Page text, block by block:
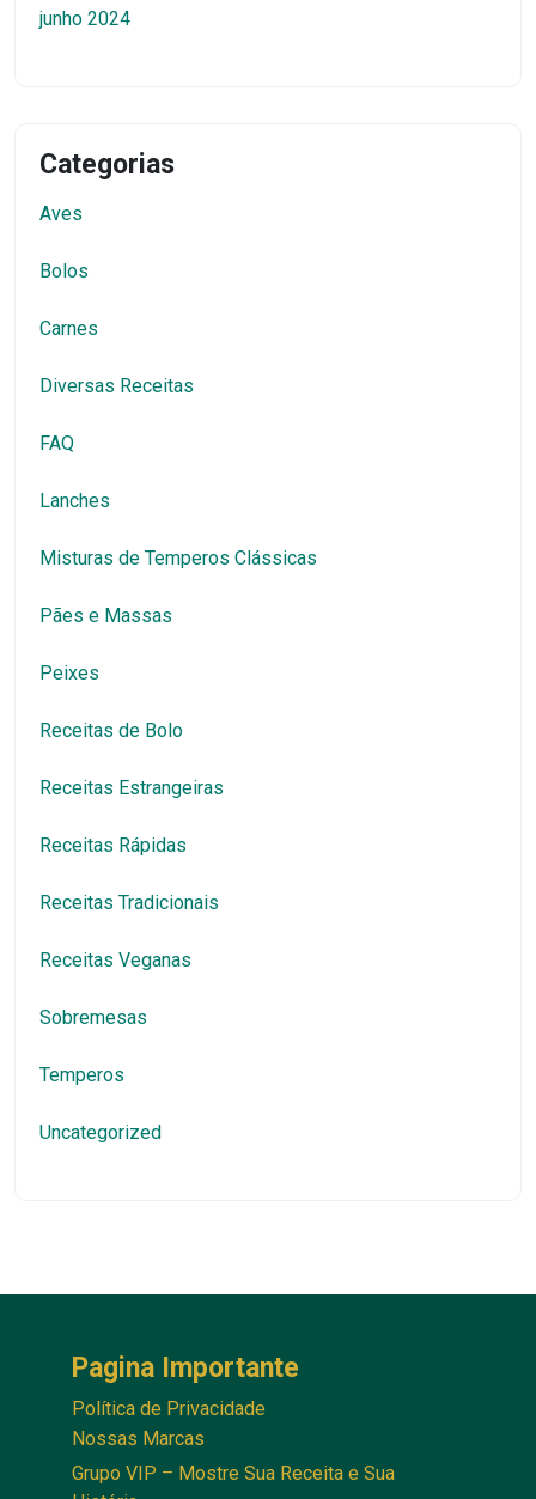
junho 2024
Categorias
Aves
Bolos
Carnes
Diversas Receitas
FAQ
Lanches
Misturas de Temperos Clássicas
Pães e Massas
Peixes
Receitas de Bolo
Receitas Estrangeiras
Receitas Rápidas
Receitas Tradicionais
Receitas Veganas
Sobremesas
Temperos
Uncategorized
Pagina Importante
Política de Privacidade
Nossas Marcas
Grupo VIP – Mostre Sua Receita e Sua